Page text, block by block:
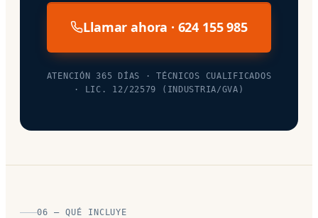
Llamar ahora · 624 155 985
ATENCIÓN 365 DÍAS · TÉCNICOS CUALIFICADOS
· LIC. 12/22579 (INDUSTRIA/GVA)
06 — QUÉ INCLUYE